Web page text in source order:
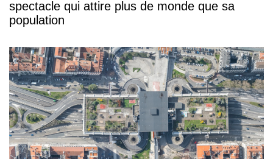
spectacle qui attire plus de monde que sa
population